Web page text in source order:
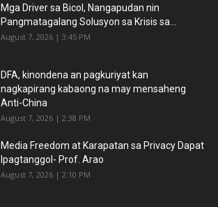
Mga Driver sa Bicol, Nangapudan nin
Pangmatagalang Solusyon sa Krisis sa...
August 7, 2026 | 3:45 PM
DFA, kinondena an pagkuriyat kan
nagkapirang kabaong na may mensaheng
Anti-China
August 7, 2026 | 2:38 PM
Media Freedom at Karapatan sa Privacy Dapat
Ipagtanggol- Prof. Arao
August 7, 2026 | 2:10 PM